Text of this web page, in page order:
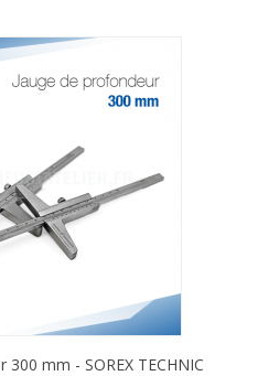
300 mm - SOREX TECHNIC